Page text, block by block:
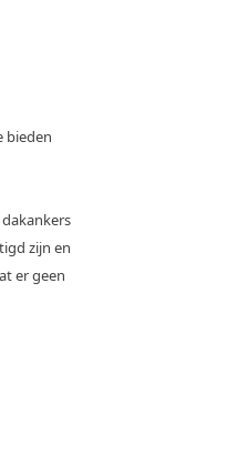
bieden
zijn en
er geen